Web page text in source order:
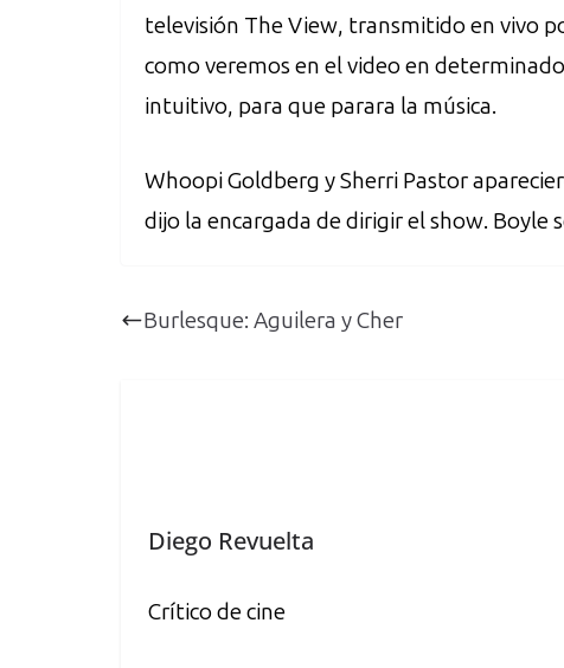
televisión The View, transmitido en vivo
como veremos en el video en
intuitivo, para que parara la música.
Whoopi Goldberg y Sherri Pastor
dijo la encargada de dirigir el show. Boyle
Burlesque: Aguilera y Cher
Diego Revuelta
Crítico de cine